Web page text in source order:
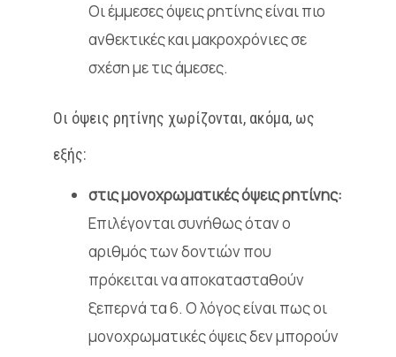
Οι έμμεσες όψεις ρητίνης είναι πιο
ανθεκτικές και μακροχρόνιες σε
σχέση με τις άμεσες.
Οι όψεις ρητίνης χωρίζονται, ακόμα, ως
εξής:
στις μονοχρωματικές όψεις ρητίνης:
Επιλέγονται συνήθως όταν ο
αριθμός των δοντιών που
πρόκειται να αποκατασταθούν
ξεπερνά τα 6. Ο λόγος είναι πως οι
μονοχρωματικές όψεις δεν μπορούν